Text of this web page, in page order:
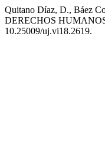
Quitano Díaz, D., Báez
DERECHOS
10.25009/uj.vi18.2619.